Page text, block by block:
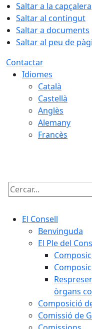
Saltar a la capçalera
Saltar al contingut
Saltar a documents
Saltar al peu de
Contactar
Idiomes
Català
Castellà
Anglès
Alemany
Francès
Cercar:
El Consell
Benvinguda
El Ple del
òrgans
Composició
Comissió de